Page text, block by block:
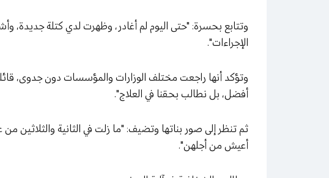
وتتابع بحسرة: "حتى اليوم لم أغادر، وظهرت لدي كتلة جديدة،
الإجراءات".
وتؤكد أنها راجعت مختلف الوزارات والمؤسسات دون جدوى،
أفضل، بل نطالب بحقنا في العلاج".
ثم تنظر إلى صور بناتها وتضيف: "ما زلت في الثانية والثلاثين
أعيش من أجلهن".